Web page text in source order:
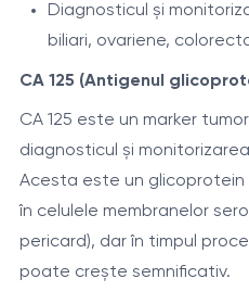
Diagnosticul și
biliari, ovariene,
CA 125 (Antigenul
CA 125 este un marker
diagnosticul și
Acesta este un glicoprotein
în celulele membranelor
pericard), dar în timpul
poate crește semnificativ.